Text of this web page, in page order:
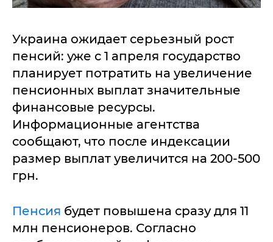
Украина ожидает серьезный рост
пенсий: уже с 1 апреля государство
планирует потратить на увеличение
пенсионных выплат значительные
финансовые ресурсы.
Информационные агентства
сообщают, что после индексации
размер выплат увеличится на 200-500
грн.
Пенсия будет повышена сразу для 11
млн пенсионеров. Согласно